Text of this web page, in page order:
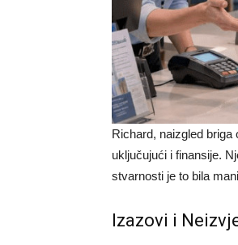
Richard, naizgled
uključujući i finansije.
stvarnosti je to bila
Izazovi i